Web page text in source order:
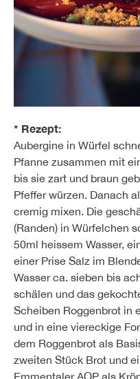
* Rezept:
Aubergine in Würfel
Pfanne zusammen mit
bis sie zart und braun
Pfeffer würzen. Danach
cremig mixen. Die
(Randen) in Würfelchen
50ml heissem Wasser,
einer Prise Salz im
Wasser ca. sieben bis
schälen und das
Scheiben Roggenbrot in
und in eine viereckige
dem Roggenbrot als
zweiten Stück Brot und
Emmentaler AOP als